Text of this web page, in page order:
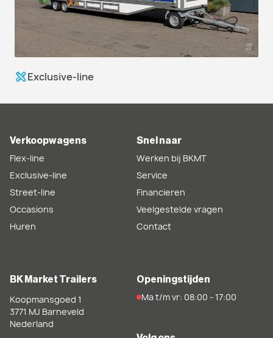
Exclusive-line
BK Market Trailers
Koopmansgoed 1
3771 MJ Barneveld
Nederland
Verkoopwagens
Flex-line
Exclusive-line
Street-line
Occasions
Huren
Snel naar
Werken bij BKMT
Service
Financieren
Veelgestelde vragen
Contact
Openingstijden
Ma t/m vr: 08:00 - 17:00